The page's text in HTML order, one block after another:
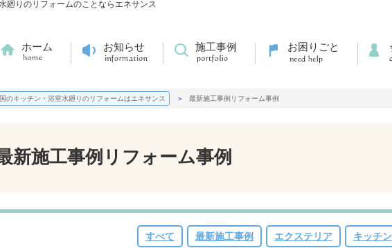
廻りのリフォームのことならエネサンス
ホーム お知らせ 施工事例 お困りごと
のキッチン・浴室水廻りのリフォームはエネサンス 最新施工事例リフォーム事例
新施工事例リフォーム事例
すべて 最新施工事例 エクステリア キッチン